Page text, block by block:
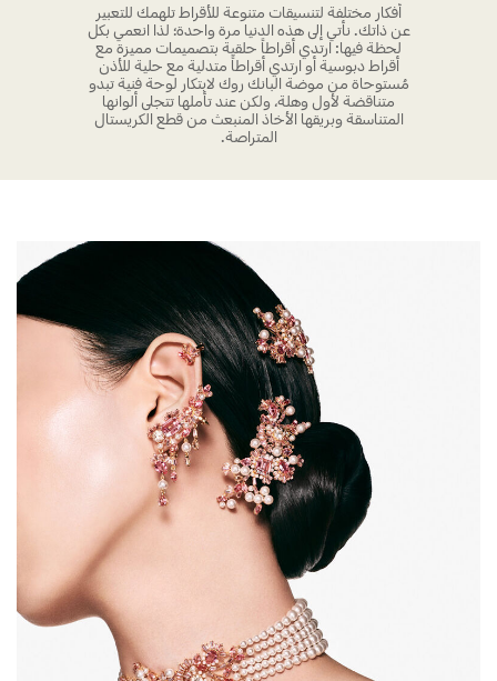
أفكار مختلفة لتنسيقات متنوعة للأقراط تلهمك للتعبير
عن ذاتك. نأتي إلى هذه الدنيا مرة واحدة؛ لذا انعمي بكل
لحظة فيها: ارتدي أقراطاً حلقية بتصميمات مميزة مع
أقراط دبوسية أو ارتدي أقراطاً متدلية مع حلية للأذن
مُستوحاة من موضة البانك روك لابتكار لوحة فنية تبدو
متناقضة لأول وهلة، ولكن عند تأملها تتجلى ألوانها
المتناسقة وبريقها الأخاذ المنبعث من قطع الكريستال
المتراصة.